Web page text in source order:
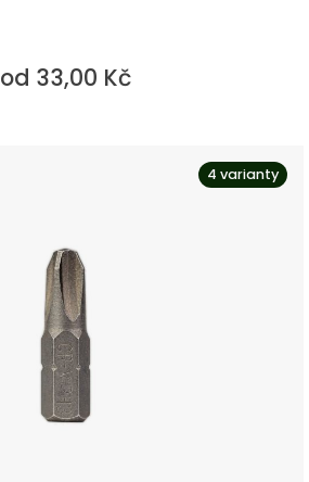
od 33,00 Kč
4 varianty